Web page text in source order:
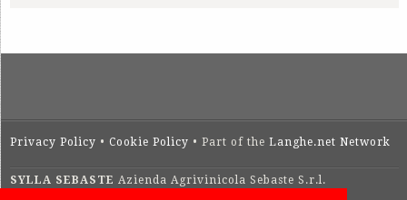
Privacy Policy • Cookie Policy • Part of the Langhe.net Network
SYLLA SEBASTE Azienda Agrivinicola Sebaste S.r.l.